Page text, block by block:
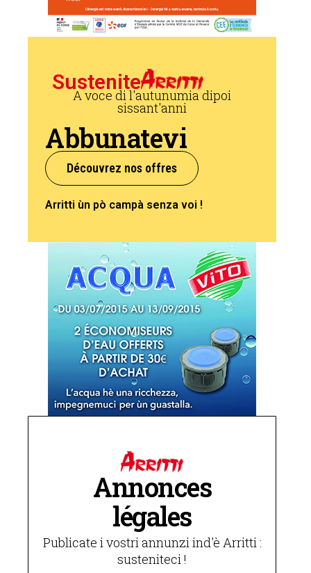
Sustenite
A voce di l'autunumia dipoi
sissant'anni
Abbunatevi
Découvrez nos offres
Arritti ùn pò campà senza voi !
Annonces
légales
Publicate i vostri annunzi ind'è Arritti :
susteniteci !